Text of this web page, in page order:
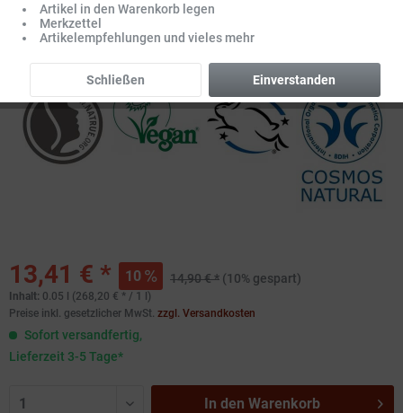
13,41 € * 10 14,90 € * (10% gespart)
Inhalt: 0.05 l (268,20 € * / 1 l)
Preise inkl. gesetzlicher MwSt. zzgl. Versandkosten
Sofort versandfertig,
Lieferzeit 3-5 Tage*
In den Warenkorb
Artikel in den Warenkorb legen
Merkzettel
Artikelempfehlungen und vieles mehr
Einverstanden
Schließen